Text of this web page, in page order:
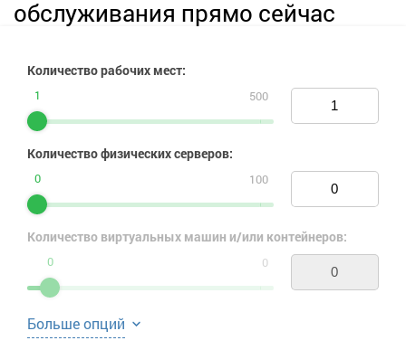
обслуживания прямо сейчас
Количество рабочих мест:
11 500
Количество физических серверов:
00 100
Количество виртуальных машин и/или контейнеров:
0 0
Больше опций